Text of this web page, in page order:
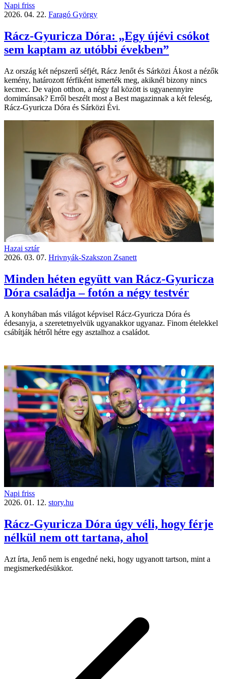
Napi friss
2026. 04. 22. Faragó György
Rácz-Gyuricza Dóra: „Egy újévi csókot
sem kaptam az utóbbi években”
Az ország két népszerű séfjét, Rácz Jenőt és Sárközi Ákost a nézők
kemény, határozott férfiként ismerték meg, akiknél bizony nincs
kecmec. De vajon otthon, a négy fal között is ugyanennyire
domimánsak? Erről beszélt most a Best magazinnak a két feleség,
Rácz-Gyuricza Dóra és Sárközi Évi.
Hazai sztár
2026. 03. 07. Hrivnyák-Szakszon Zsanett
Minden héten együtt van Rácz-Gyuricza
Dóra családja – fotón a négy testvér
A konyhában más világot képvisel Rácz-Gyuricza Dóra és
édesanyja, a szeretetnyelvük ugyanakkor ugyanaz. Finom ételekkel
csábítják hétről hétre egy asztalhoz a családot.
Napi friss
2026. 01. 12. story.hu
Rácz-Gyuricza Dóra úgy véli, hogy férje
nélkül nem ott tartana, ahol
Azt írta, Jenő nem is engedné neki, hogy ugyanott tartson, mint a
megismerkedésükkor.